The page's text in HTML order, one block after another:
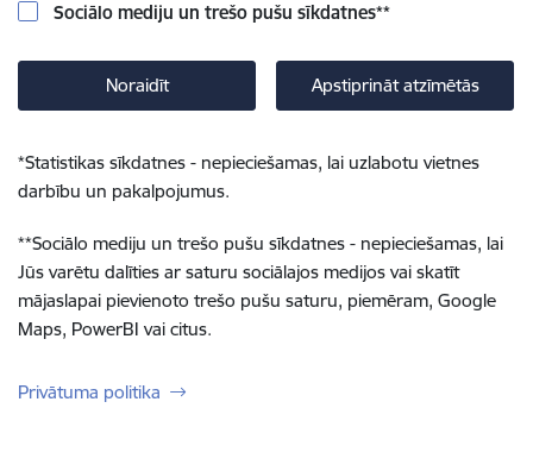
Sociālo mediju un trešo pušu sīkdatnes**
Noraidīt Apstiprināt atzīmētās
*Statistikas sīkdatnes - nepieciešamas, lai uzlabotu vietnes
darbību un pakalpojumus.
**Sociālo mediju un trešo pušu sīkdatnes - nepieciešamas, lai
Jūs varētu dalīties ar saturu sociālajos medijos vai skatīt
mājaslapai pievienoto trešo pušu saturu, piemēram, Google
Maps, PowerBI vai citus.
Privātuma politika